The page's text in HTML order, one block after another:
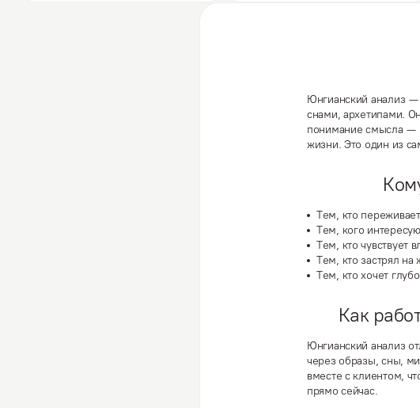
Юнгианский анализ
снами, архетипами.
понимание смысла —
жизни. Это один из
Тем, кто переживает
Тем, кого
Тем, кто чувствует
Тем, ктозастрял
Тем, кто хочет
Как
Юнгианский анализ
через образы, сны,
вместе с клиентом,
прямо сейчас.